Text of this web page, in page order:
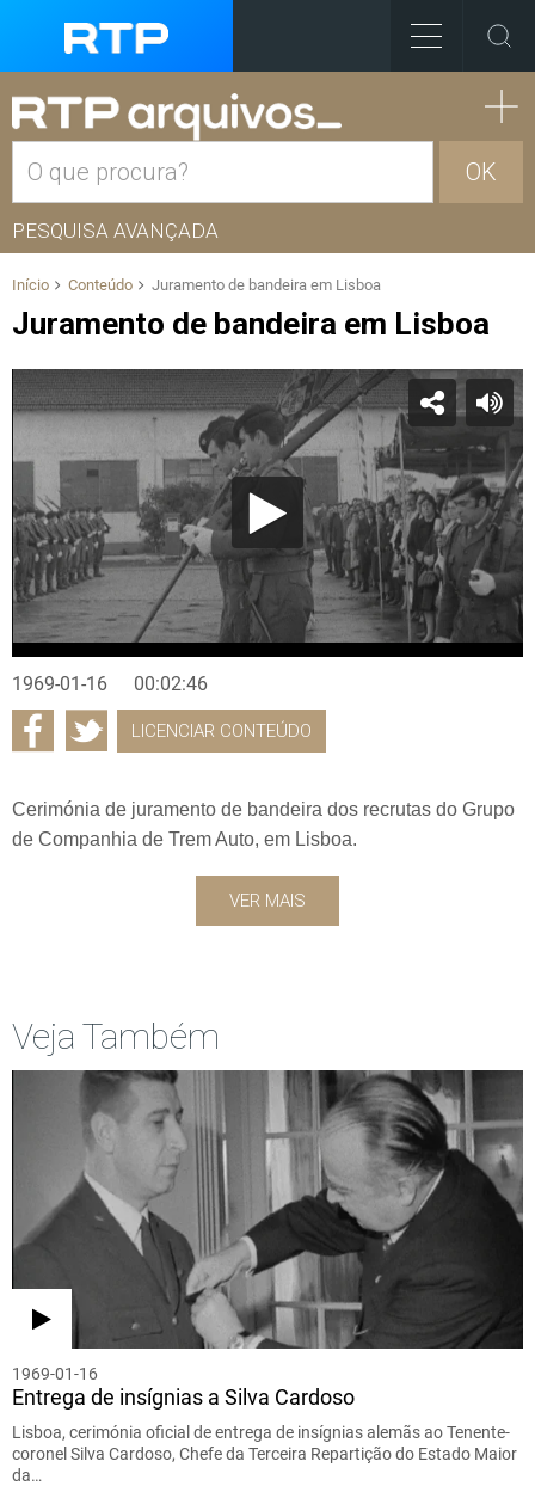
OK
PESQUISA AVANÇADA
Início Conteúdo Juramento de bandeira em Lisboa
Juramento de bandeira em Lisboa
1969-01-16 00:02:46
LICENCIAR CONTEÚDO
Cerimónia de juramento de bandeira dos recrutas do Grupo
de Companhia de Trem Auto, em Lisboa.
VER MAIS
Veja Também
1969-01-16
Entrega de insígnias a Silva Cardoso
Lisboa, cerimónia oficial de entrega de insígnias alemãs ao Tenente-
coronel Silva Cardoso, Chefe da Terceira Repartição do Estado Maior
da…